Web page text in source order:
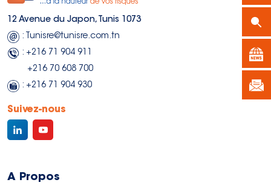
12 Avenue du Japon, Tunis 1073
: Tunisre@tunisre.com.tn
: +216 71 904 911
+216 70 608 700
: +216 71 904 930
Suivez-nous
A Propos